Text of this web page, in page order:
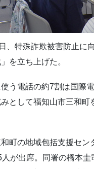
、特殊詐欺被害防止に
を立ち上げた。
う電話の約7割は国際
として福知山市三和
町の地域包括支援セ
が出席。同署の橋本